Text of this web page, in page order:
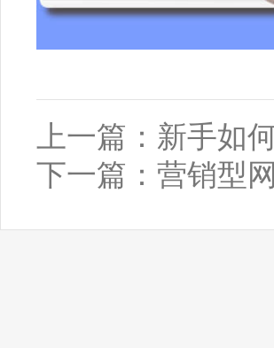
上一篇： 新手如
下一篇： 营销型